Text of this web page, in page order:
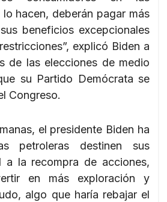
lo hacen, deberán pagar más
beneficios excepcionales
explicó Biden a
de las elecciones de medio
su Partido Demócrata se
Congreso.
el presidente Biden ha
petroleras destinen sus
a la recompra de acciones,
en más exploración y
algo que haría rebajar el